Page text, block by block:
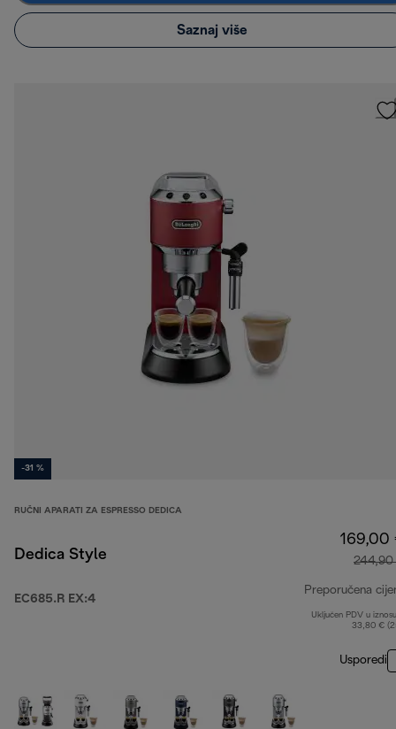
Saznaj više
-31 %
RUČNI APARATI ZA ESPRESSO DEDICA
Dedica Style
EC685.R EX:4
169,00
Preporučena
Uključen PDV u
33,80 €
Usporedi